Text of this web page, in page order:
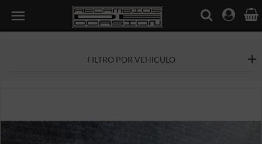

FILTRO POR VEHICULO